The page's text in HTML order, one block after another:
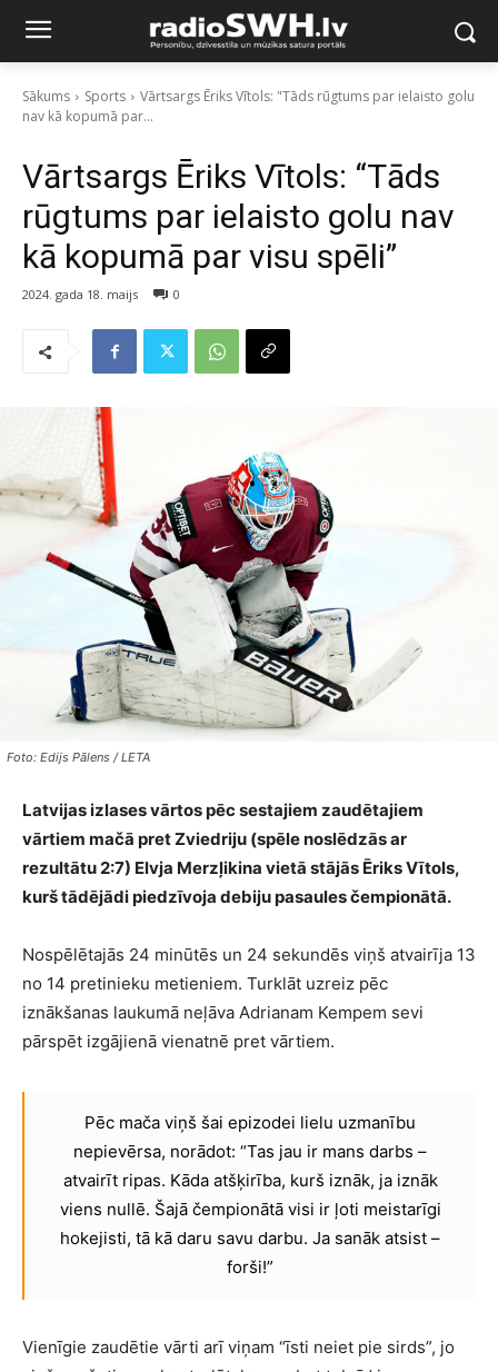
Sākums Sports
Vārtsargs Ēriks Vītols: "Tāds rūgtums par ielaisto golu
nav kā kopumā par...
Vārtsargs Ēriks Vītols: “Tāds
rūgtums par ielaisto golu nav
kā kopumā par visu spēli”
2024. gada 18. maijs 0
Foto: Edijs Pālens / LETA
Latvijas izlases vārtos pēc sestajiem zaudētajiem
vārtiem mačā pret Zviedriju (spēle noslēdzās ar
rezultātu 2:7) Elvja Merzļikina vietā stājās Ēriks Vītols,
kurš tādējādi piedzīvoja debiju pasaules čempionātā.
Nospēlētajās 24 minūtēs un 24 sekundēs viņš atvairīja 13
no 14 pretinieku metieniem. Turklāt uzreiz pēc
iznākšanas laukumā neļāva Adrianam Kempem sevi
pārspēt izgājienā vienatnē pret vārtiem.
Pēc mača viņš šai epizodei lielu uzmanību
nepievērsa, norādot: “Tas jau ir mans darbs –
atvairīt ripas. Kāda atšķirība, kurš iznāk, ja iznāk
viens nullē. Šajā čempionātā visi ir ļoti meistarīgi
hokejisti, tā kā daru savu darbu. Ja sanāk atsist –
forši!”
Vienīgie zaudētie vārti arī viņam “īsti neiet pie sirds”, jo